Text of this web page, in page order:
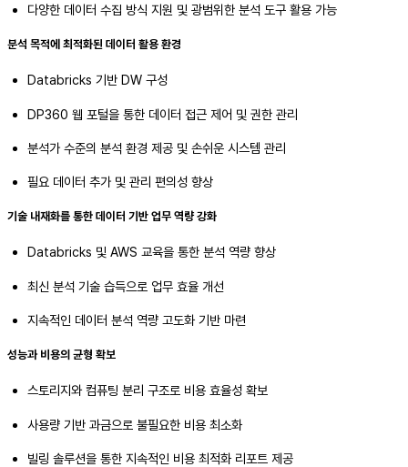
다양한 데이터 수집 방식 지원 및 광범위한 분석 도구 활용 가능
분석 목적에 최적화된 데이터 활용 환경
Databricks 기반 DW 구성
DP360 웹 포털을 통한 데이터 접근 제어 및 권한 관리
분석가 수준의 분석 환경 제공 및 손쉬운 시스템 관리
필요 데이터 추가 및 관리 편의성 향상
기술 내재화를 통한 데이터 기반 업무 역량 강화
Databricks 및 AWS 교육을 통한 분석 역량 향상
최신 분석 기술 습득으로 업무 효율 개선
지속적인 데이터 분석 역량 고도화 기반 마련
성능과 비용의 균형 확보
스토리지와 컴퓨팅 분리 구조로 비용 효율성 확보
사용량 기반 과금으로 불필요한 비용 최소화
빌링 솔루션을 통한 지속적인 비용 최적화 리포트 제공